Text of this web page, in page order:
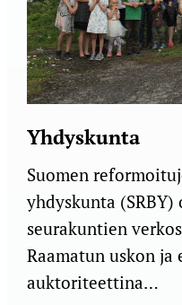
Yhdyskunta
Suomen
yhdyskunta
seurakuntien
Raamatun uskon ja
auktoriteettina…